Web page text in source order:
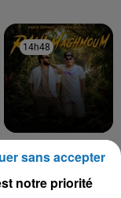
14h48
14h48
SOUSSIA
Rani Maghmoum
notre priorité
sans accepter